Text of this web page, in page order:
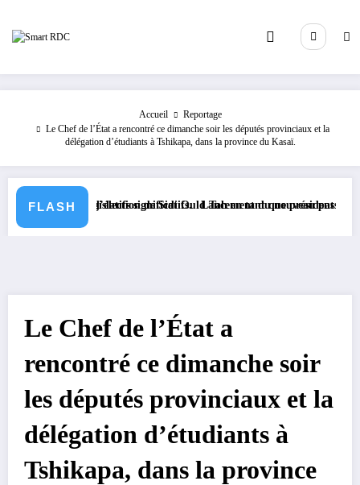
contenu
Accueil
Reportage
Le Chef de l’État a rencontré ce dimanche soir les députés provinciaux et la
délégation d’étudiants à Tshikapa, dans la province du Kasaï.
FLASH
textes législatifs significatifs.
suite à l’élection de Sidi Ould Tah en tant que président de la Banque
Lancement du nouveau passeport
Le Chef de l’État a
rencontré ce dimanche soir
les députés provinciaux et la
délégation d’étudiants à
Tshikapa, dans la province